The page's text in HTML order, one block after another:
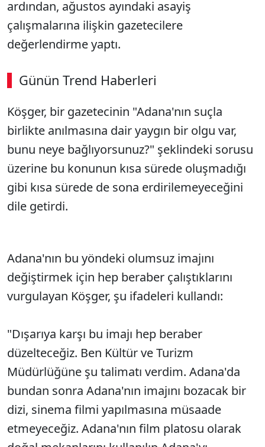
ardından, ağustos ayındaki asayiş
çalışmalarına ilişkin gazetecilere
değerlendirme yaptı.
Günün Trend Haberleri
Köşger, bir gazetecinin "Adana'nın suçla
birlikte anılmasına dair yaygın bir olgu var,
bunu neye bağlıyorsunuz?" şeklindeki sorusu
üzerine bu konunun kısa sürede oluşmadığı
gibi kısa sürede de sona erdirilemeyeceğini
dile getirdi.
Adana'nın bu yöndeki olumsuz imajını
değiştirmek için hep beraber çalıştıklarını
vurgulayan Köşger, şu ifadeleri kullandı:
"Dışarıya karşı bu imajı hep beraber
düzelteceğiz. Ben Kültür ve Turizm
Müdürlüğüne şu talimatı verdim. Adana'da
bundan sonra Adana'nın imajını bozacak bir
dizi, sinema filmi yapılmasına müsaade
etmeyeceğiz. Adana'nın film platosu olarak